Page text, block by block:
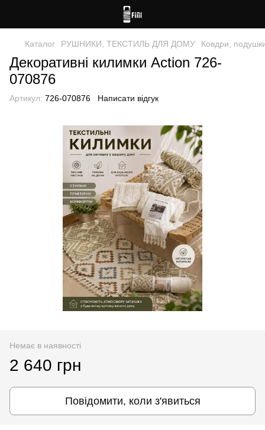
Каталог РУШНИКИ, ТЕКСТИЛЬ ДЛЯ ДОМУ Ковдри,
Декоративні килимки Action 726-
070876
Артикул: 726-070876 Написати відгук
Немає в наявності
2 640 грн
Повідомити, коли з'явиться